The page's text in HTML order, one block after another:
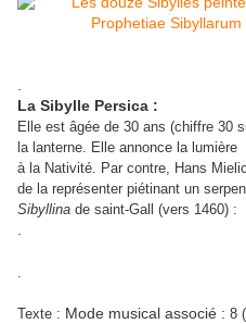
La Sibylle Persica :
Elle est âgée de 30 ans (chiffre 30
la lanterne. Elle annonce la
à la Nativité. Par contre, Hans
de la représenter piétinant un
Sibyllina de saint-Gall (vers 1460) :
.
Texte : Mode musical associé : 8